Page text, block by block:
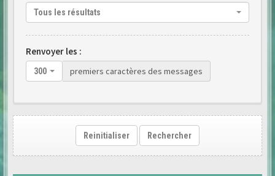
Tous les résultats
Renvoyer les :
300 premiers caractères des messages
Reinitialiser Rechercher